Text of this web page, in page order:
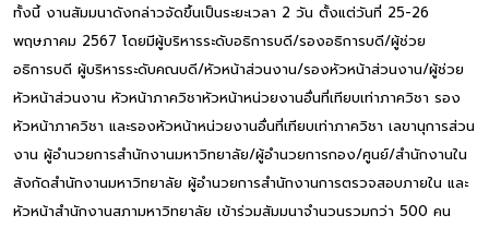
ทั้งนี้ งานสัมมนาดังกล่าวจัดขึ้นเป็นระยะเวลา 2 วัน ตั้งแต่วันที่ 25-26
พฤษภาคม 2567 โดยมีผู้บริหารระดับอธิการบดี/รองอธิการบดี/ผู้ช่วย
อธิการบดี ผู้บริหารระดับคณบดี/หัวหน้าส่วนงาน/รองหัวหน้าส่วนงาน/ผู้ช่วย
หัวหน้าส่วนงาน หัวหน้าภาควิชาหัวหน้าหน่วยงานอื่นที่เทียบเท่าภาควิชา รอง
หัวหน้าภาควิชา และรองหัวหน้าหน่วยงานอื่นที่เทียบเท่าภาควิชา เลขานุการส่วน
งาน ผู้อำนวยการสำนักงานมหาวิทยาลัย/ผู้อำนวยการกอง/ศูนย์/สำนักงานใน
สังกัดสำนักงานมหาวิทยาลัย ผู้อำนวยการสำนักงานการตรวจสอบภายใน และ
หัวหน้าสำนักงานสภามหาวิทยาลัย เข้าร่วมสัมมนาจำนวนรวมกว่า 500 คน